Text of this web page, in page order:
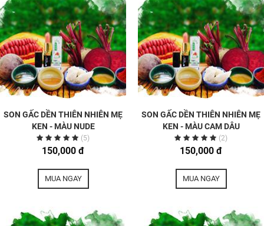
SON GẤC DỀN THIÊN NHIÊN MẸ
KEN - MÀU NUDE
(5)
150,000 đ
MUA NGAY
SON GẤC DỀN THIÊN NHIÊN MẸ
KEN - MÀU CAM DÂU
(2)
150,000 đ
MUA NGAY